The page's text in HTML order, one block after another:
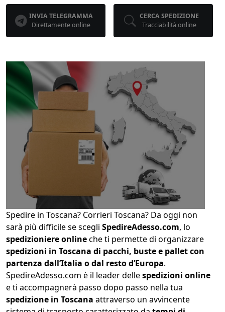
INVIA TELEGRAMMA
Direttamente online
CERCA SPEDIZIONE
Tracciabilità online
Spedire in Toscana? Corrieri Toscana? Da oggi non
sarà più difficile se scegli SpedireAdesso.com, lo
spedizioniere onlineche ti permette di organizzare
spedizioni in Toscana di pacchi, buste e pallet con
partenza dall’Italia o dal resto d’Europa.
SpedireAdesso.com è il leader dellespedizioni online
e ti accompagnerà passo dopo passo nella tua
spedizione in Toscana attraverso un avvincente